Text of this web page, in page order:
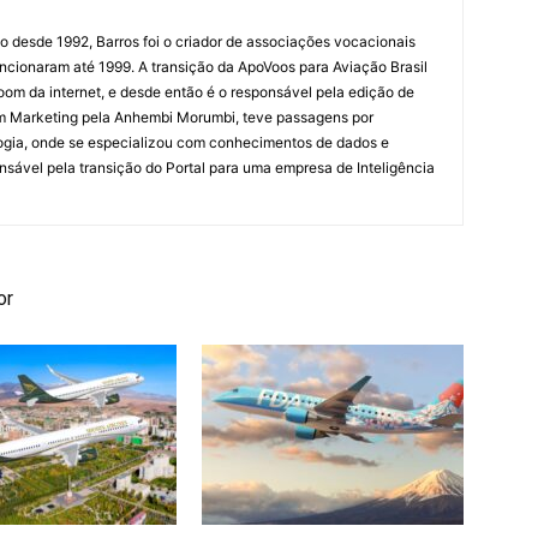
desde 1992, Barros foi o criador de associações vocacionais
até 1999. A transição da ApoVoos para Aviação Brasil
da internet, e desde então é o responsável pela edição de
Marketing pela Anhembi Morumbi, teve passagens por
onde se especializou com conhecimentos de dados e
pela transição do Portal para uma empresa de Inteligência